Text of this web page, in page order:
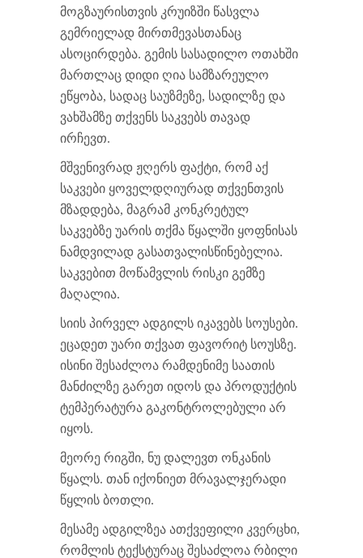
მოგზაურისთვის კრუიზში წასვლა
გემრიელად მირთმევასთანაც
ასოცირდება. გემის სასადილო ოთახში
მართლაც დიდი ღია სამზარეულო
ეწყობა, სადაც საუზმეზე, სადილზე და
ვახშამზე თქვენს საკვებს თავად
ირჩევთ.
მშვენივრად ჟღერს ფაქტი, რომ აქ
საკვები ყოველდღიურად თქვენთვის
მზადდება, მაგრამ კონკრეტულ
საკვებზე უარის თქმა წყალში ყოფნისას
ნამდვილად გასათვალისწინებელია.
საკვებით მოწამვლის რისკი გემზე
მაღალია.
სიის პირველ ადგილს იკავებს სოუსები.
ეცადეთ უარი თქვათ ფავორიტ სოუსზე.
ისინი შესაძლოა რამდენიმე საათის
მანძილზე გარეთ იდოს და პროდუქტის
ტემპერატურა გაკონტროლებული არ
იყოს.
მეორე რიგში, ნუ დალევთ ონკანის
წყალს. თან იქონიეთ მრავალჯერადი
წყლის ბოთლი.
მესამე ადგილზეა ათქვეფილი კვერცხი,
რომლის ტექსტურაც შესაძლოა რბილი